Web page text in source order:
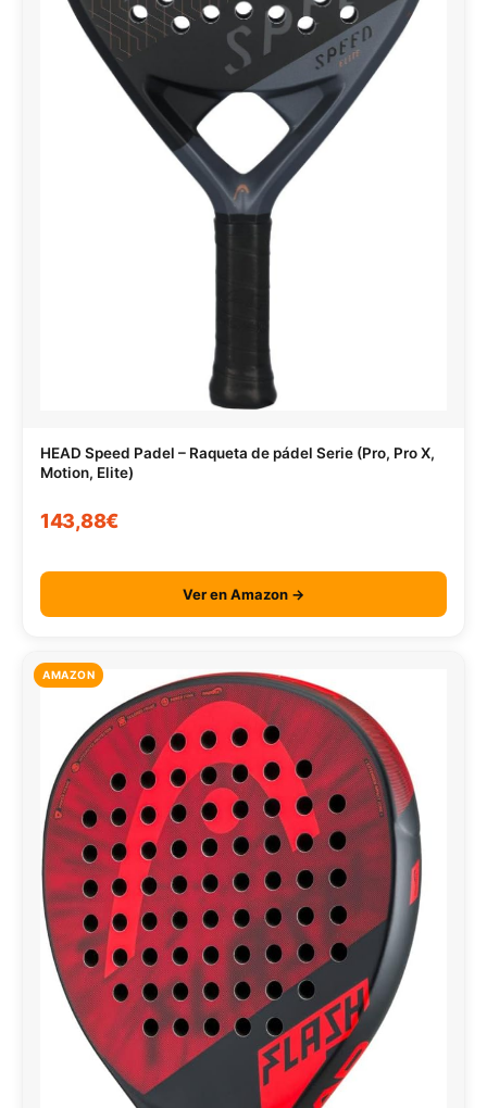
HEAD Speed Padel – Raqueta de pádel Serie (Pro, Pro X,
Motion, Elite)
143,88€
Ver en Amazon →
AMAZON